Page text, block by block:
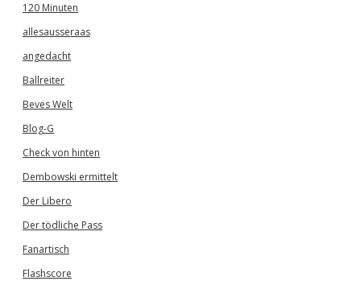
120 Minuten
allesausseraas
angedacht
Ballreiter
Beves Welt
Blog-G
Check von hinten
Dembowski ermittelt
Der Libero
Der tödliche Pass
Fanartisch
Flashscore